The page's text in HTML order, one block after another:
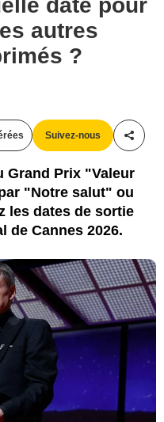
date pour
autres
?
Suivez-nous
Grand Prix "Valeur
"Notre salut" ou
les dates de sortie
de Cannes 2026.